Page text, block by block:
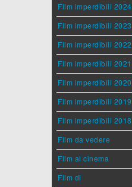
Film imperdibili 2024
Film imperdibili 2023
Film imperdibili 2022
Film imperdibili 2021
Film imperdibili 2020
Film imperdibili 2019
Film imperdibili 2018
Film da vedere
Film al cinema
Film di